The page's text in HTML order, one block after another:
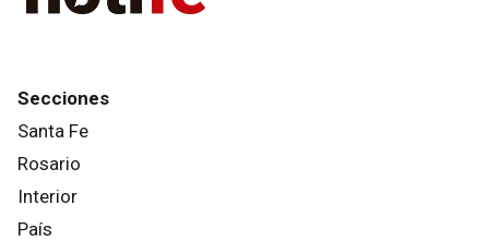
Secciones
Santa Fe
Rosario
Interior
País